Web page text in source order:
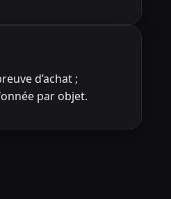
d’achat ;
par objet.